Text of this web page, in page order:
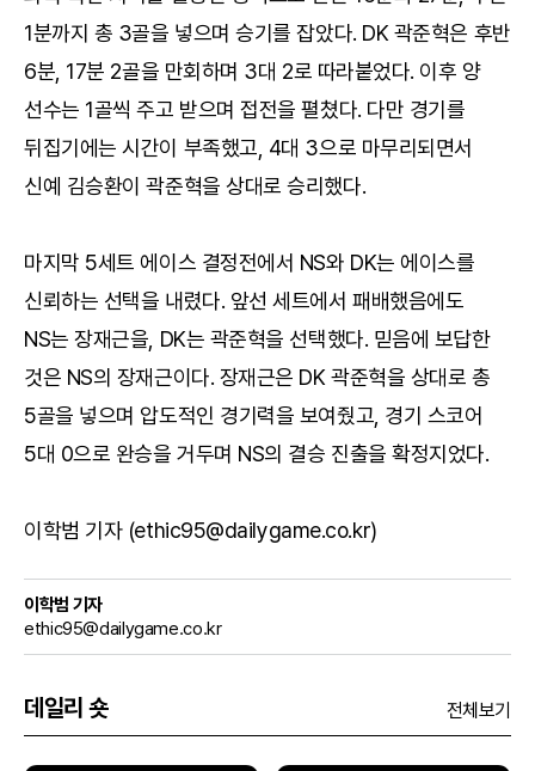
1분까지 총 3골을 넣으며 승기를 잡았다. DK 곽준혁은 후반
6분, 17분 2골을 만회하며 3대 2로 따라붙었다. 이후 양
선수는 1골씩 주고 받으며 접전을 펼쳤다. 다만 경기를
뒤집기에는 시간이 부족했고, 4대 3으로 마무리되면서
신예 김승환이 곽준혁을 상대로 승리했다.
마지막 5세트 에이스 결정전에서 NS와 DK는 에이스를
신뢰하는 선택을 내렸다. 앞선 세트에서 패배했음에도
NS는 장재근을, DK는 곽준혁을 선택했다. 믿음에 보답한
것은 NS의 장재근이다. 장재근은 DK 곽준혁을 상대로 총
5골을 넣으며 압도적인 경기력을 보여줬고, 경기 스코어
5대 0으로 완승을 거두며 NS의 결승 진출을 확정지었다.
이학범 기자 (ethic95@dailygame.co.kr)
이학범 기자
ethic95@dailygame.co.kr
데일리 숏 전체보기